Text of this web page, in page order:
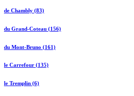
de Chambly (83)
du Grand-Coteau (156)
du Mont-Bruno (161)
le Carrefour (135)
le Tremplin (6)